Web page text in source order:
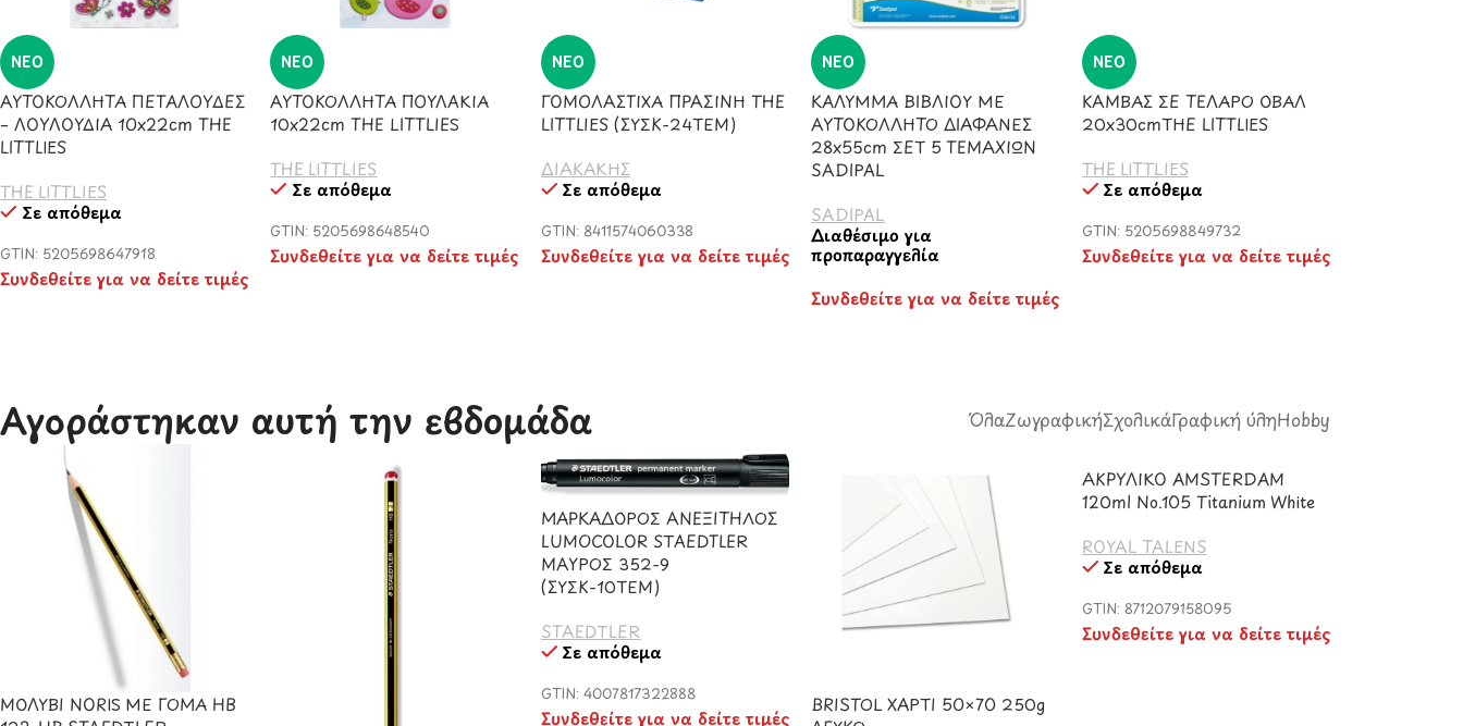
ΝΈΟ
ΑΥΤΟΚΟΛΛΗΤΑ ΠΕΤΑΛΟΥΔΕΣ
– ΛΟΥΛΟΥΔΙΑ 10x22cm THE
LITTLIES
THE LITTLIES
Σε απόθεμα
GTIN: 5205698647918
Συνδεθείτε για να δείτε τιμές
ΝΈΟ
ΑΥΤΟΚΟΛΛΗΤΑ ΠΟΥΛΑΚΙΑ
10x22cm THE LITTLIES
THE LITTLIES
Σε απόθεμα
GTIN: 5205698648540
Συνδεθείτε για να δείτε τιμές
ΝΈΟ
ΓΟΜΟΛΑΣΤΙΧΑ ΠΡΑΣΙΝΗ THE
LITTLIES (ΣΥΣΚ-24ΤΕΜ)
ΔΙΑΚΑΚΗΣ
Σε απόθεμα
GTIN: 8411574060338
Συνδεθείτε για να δείτε τιμές
ΝΈΟ
ΚΑΛΥΜΜΑ ΒΙΒΛΙΟΥ ΜΕ
ΑΥΤΟΚΟΛΛΗΤΟ ΔΙΑΦΑΝΕΣ
28x55cm ΣΕΤ 5 ΤΕΜΑΧΙΩΝ
SADIPAL
SADIPAL
Διαθέσιμο για
προπαραγγελία
Συνδεθείτε για να δείτε τιμές
ΝΈΟ
ΚΑΜΒΑΣ ΣΕ ΤΕΛΑΡΟ ΟΒΑΛ
20x30cmΤΗΕ LITTLIES
THE LITTLIES
Σε απόθεμα
GTIN: 5205698849732
Συνδεθείτε για να δείτε τιμές
Αγοράστηκαν αυτή την εβδομάδα​ ΌλαΖωγραφικήΣχολικάΓραφική ύληHobby
ΜΟΛΥΒΙ NORIS ΜΕ ΓΟΜΑ HB
ΜΑΡΚΑΔΟΡΟΣ ΑΝΕΞΙΤΗΛΟΣ
LUMOCOLOR STAEDTLER
ΜΑΥΡΟΣ 352-9
(ΣΥΣΚ-10ΤΕΜ)
STAEDTLER
Σε απόθεμα
GTIN: 4007817322888
Συνδεθείτε για να δείτε τιμές
BRISTOL ΧΑΡΤΙ 50×70 250g
ΑΚΡΥΛΙΚΟ AMSTERDAM
120ml No.105 Titanium White
ROYAL TALENS
Σε απόθεμα
GTIN: 8712079158095
Συνδεθείτε για να δείτε τιμές